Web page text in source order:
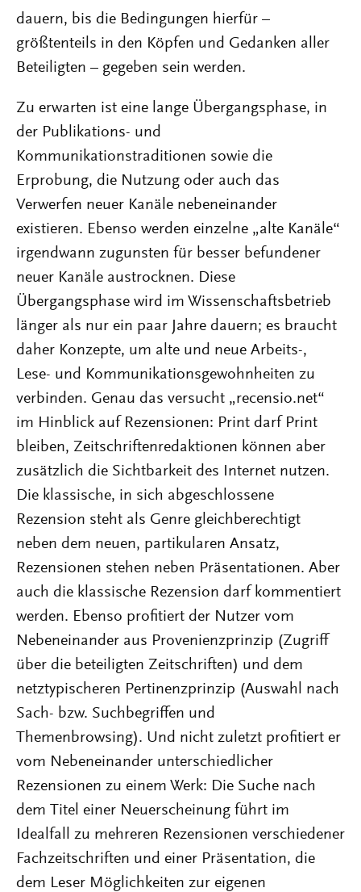
dauern, bis die Bedingungen hierfür –
größtenteils in den Köpfen und Gedanken aller
Beteiligten – gegeben sein werden.
Zu erwarten ist eine lange Übergangsphase, in
der Publikations- und
Kommunikationstraditionen sowie die
Erprobung, die Nutzung oder auch das
Verwerfen neuer Kanäle nebeneinander
existieren. Ebenso werden einzelne „alte Kanäle“
irgendwann zugunsten für besser befundener
neuer Kanäle austrocknen. Diese
Übergangsphase wird im Wissenschaftsbetrieb
länger als nur ein paar Jahre dauern; es braucht
daher Konzepte, um alte und neue Arbeits-,
Lese- und Kommunikationsgewohnheiten zu
verbinden. Genau das versucht „recensio.net“
im Hinblick auf Rezensionen: Print darf Print
bleiben, Zeitschriftenredaktionen können aber
zusätzlich die Sichtbarkeit des Internet nutzen.
Die klassische, in sich abgeschlossene
Rezension steht als Genre gleichberechtigt
neben dem neuen, partikularen Ansatz,
Rezensionen stehen neben Präsentationen. Aber
auch die klassische Rezension darf kommentiert
werden. Ebenso profitiert der Nutzer vom
Nebeneinander aus Provenienzprinzip (Zugriff
über die beteiligten Zeitschriften) und dem
netztypischeren Pertinenzprinzip (Auswahl nach
Sach- bzw. Suchbegriffen und
Themenbrowsing). Und nicht zuletzt profitiert er
vom Nebeneinander unterschiedlicher
Rezensionen zu einem Werk: Die Suche nach
dem Titel einer Neuerscheinung führt im
Idealfall zu mehreren Rezensionen verschiedener
Fachzeitschriften und einer Präsentation, die
dem Leser Möglichkeiten zur eigenen